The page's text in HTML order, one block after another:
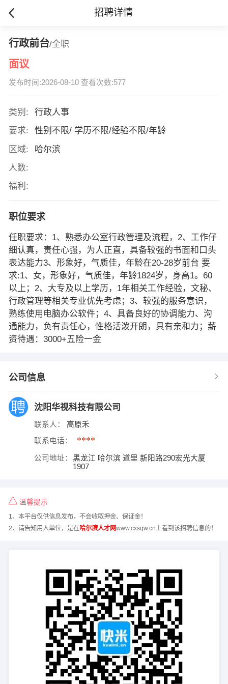
招聘详情
行政前台/全职
面议
发布时间:2026-08-10 查看次数:577
类别:
行政人事
要求:
性别不限/ 学历不限/经验不限/年龄
区域:
哈尔滨
人数:
福利:
职位要求
任职要求：1、熟悉办公室行政管理及流程，2、工作仔
细认真，责任心强，为人正直，具备较强的书面和口头
表达能力3、形象好，气质佳，年龄在20-28岁前台 要
求:1、女，形象好，气质佳，年龄1824岁，身高1。60
以上；2、大专及以上学历，1年相关工作经验，文秘、
行政管理等相关专业优先考虑；3、较强的服务意识，
熟练使用电脑办公软件；4、具备良好的协调能力、沟
通能力，负有责任心，性格活泼开朗，具有亲和力；薪
资待遇：3000+五险一金
公司信息
沈阳华视科技有限公司
联系人： 高原禾
联系电话： ****
公司地址：
黑龙江 哈尔滨 道里 新阳路290宏光大厦
1907
温馨提示
1、本平台仅供信息发布，不会收取押金、保证金！
2、请告知用人单位，是在哈尔滨人才网www.cxsqw.cn上看到该招聘信息的！